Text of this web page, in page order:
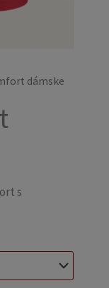
dámske
s